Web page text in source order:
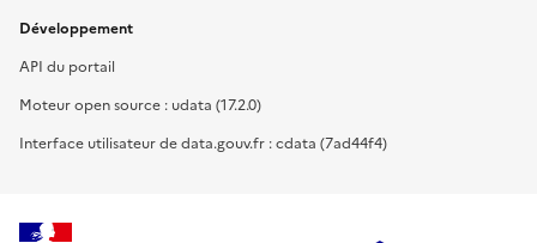
Développement
API du portail
Moteur open source : udata (17.2.0)
Interface utilisateur de data.gouv.fr : cdata (7ad44f4)